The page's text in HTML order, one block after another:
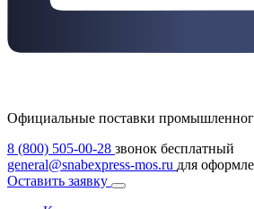
Официальные поставки
8 (800) 505-00-28 звонок бесплатный
general@snabexpress-mos.ru для
Оставить заявку